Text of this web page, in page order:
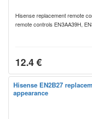
Hisense replacement remote
remote controls EN3AA39H,
12.4 €
Hisense EN2B27
appearance